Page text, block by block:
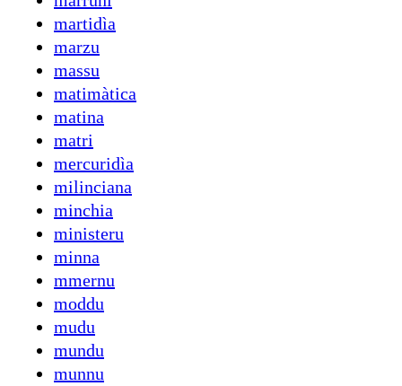
martidìa
marzu
massu
matimàtica
matina
matri
mercuridìa
milinciana
minchia
ministeru
minna
mmernu
moddu
mudu
mundu
munnu